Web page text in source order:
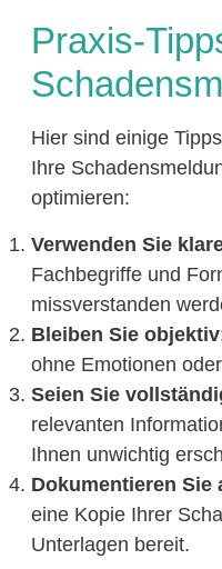
Praxis-
Hier sind einige
Ihre
optimieren:
Verwenden Sie
Fachbegriffe und
missverstanden
Bleiben Sie objektiv
ohne Emotionen
Seien Sie
relevanten
Ihnen unwichtig
Dokumentieren
eine Kopie Ihrer
Unterlagen bereit.